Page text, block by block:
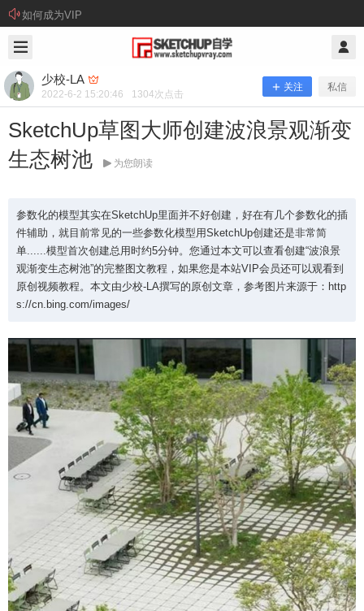
如何成为VIP
少校-LA
2022-6-2 15:20:46 1304次点击
关注 私信
SketchUp草图大师创建波浪景观渐变
生态树池
为您朗读
参数化的模型其实在SketchUp里面并不好创建，好在有几个参数化的插
件辅助，就目前常见的一些参数化模型用SketchUp创建还是非常简
单......模型首次创建总用时约5分钟。您通过本文可以查看创建“波浪景
观渐变生态树池”的完整图文教程，如果您是本站VIP会员还可以观看到
原创视频教程。本文由少校-LA撰写的原创文章，参考图片来源于：http
s://cn.bing.com/images/
少校-LA @ SketchUp自学
SketchUp草图大师创建波浪景观渐变
生态树池
参数化的模型其实在SketchUp里面并不好创建，好
在有几个参数化的插件辅助，就目前常见的一些参
数化模型用SketchUp创建还是非常简单......模型首
次创建总用时约5分钟。您通过本文可以查看创建
“波浪景观渐变生态树池”的完整图文教程，如果您是
本站VIP会员还可以观看到原创视频教程。本文由少
校-LA撰写的原创文章，参考图片来源于：https://c
n.bing.com/images/
扫描二维码继续阅读